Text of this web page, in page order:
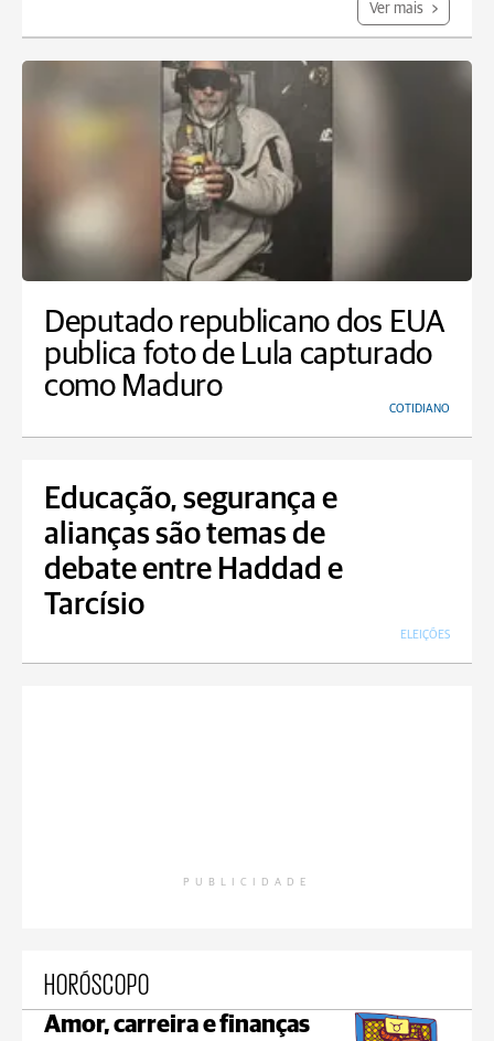
Ver mais
Deputado republicano dos EUA
publica foto de Lula capturado
como Maduro
COTIDIANO
Educação, segurança e
alianças são temas de
debate entre Haddad e
Tarcísio
ELEIÇÕES
PUBLICIDADE
HORÓSCOPO
Amor, carreira e finanças